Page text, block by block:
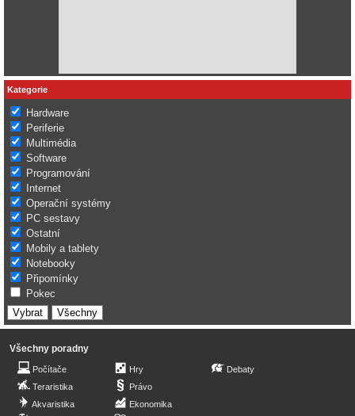
Kategorie
Hardware
Periferie
Multimédia
Software
Programování
Internet
Operační systémy
PC sestavy
Ostatní
Mobily a tablety
Notebooky
Připomínky
Pokec
Všechny poradny
Počítače
Teraristika
Akvaristika
Hry
Právo
Ekonomika
Debaty